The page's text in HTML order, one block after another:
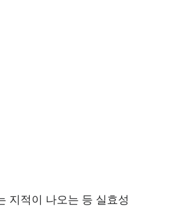
지적이 나오는 등 실효성